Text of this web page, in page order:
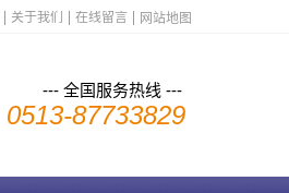
关于我们 在线留言 网站地图
--- 全国服务热线 ---
0513-87733829